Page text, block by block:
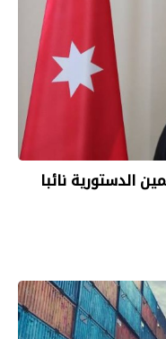
الدستورية نائبا